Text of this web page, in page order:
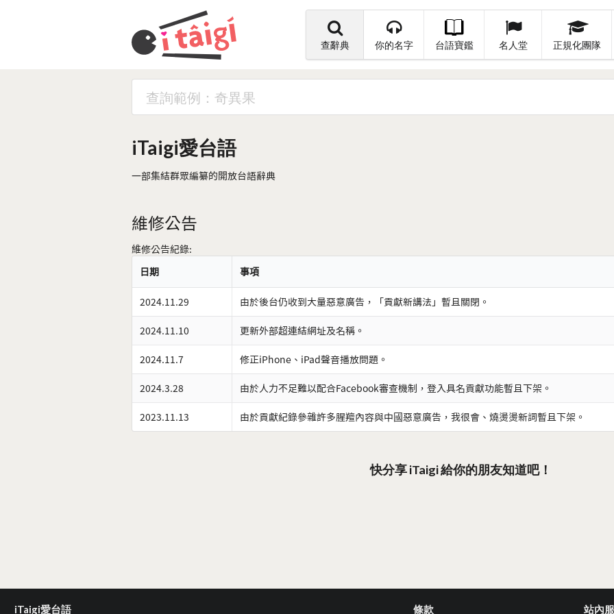
查辭典 你的名字 台語寶鑑 名人堂 正規化團隊
iTaigi愛台語
一部集結群眾編纂的開放台語辭典
維修公告
維修公告紀錄:
日期
事項
2024.11.29 由於後台仍收到大量惡意廣告，「貢獻新講法」暫且關閉。
2024.11.10 更新外部超連結網址及名稱。
2024.11.7 修正iPhone、iPad聲音播放問題。
2024.3.28 由於人力不足難以配合Facebook審查機制，登入具名貢獻功能暫且下架。
2023.11.13 由於貢獻紀錄參雜許多腥羶內容與中國惡意廣告，我很會、燒燙燙新詞暫且下架。
快分享 iTaigi 給你的朋友知道吧！
iTaigi愛台語 條款 站內